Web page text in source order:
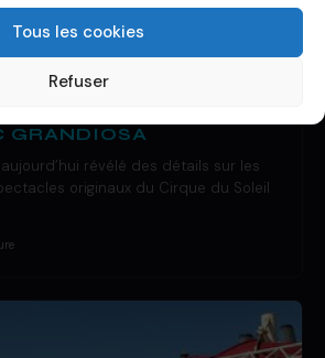
Tous les cookies
Refuser
UN BATEAU
GRANDIOSA
révélé des détails sur les
originaux du Cirque du Soleil